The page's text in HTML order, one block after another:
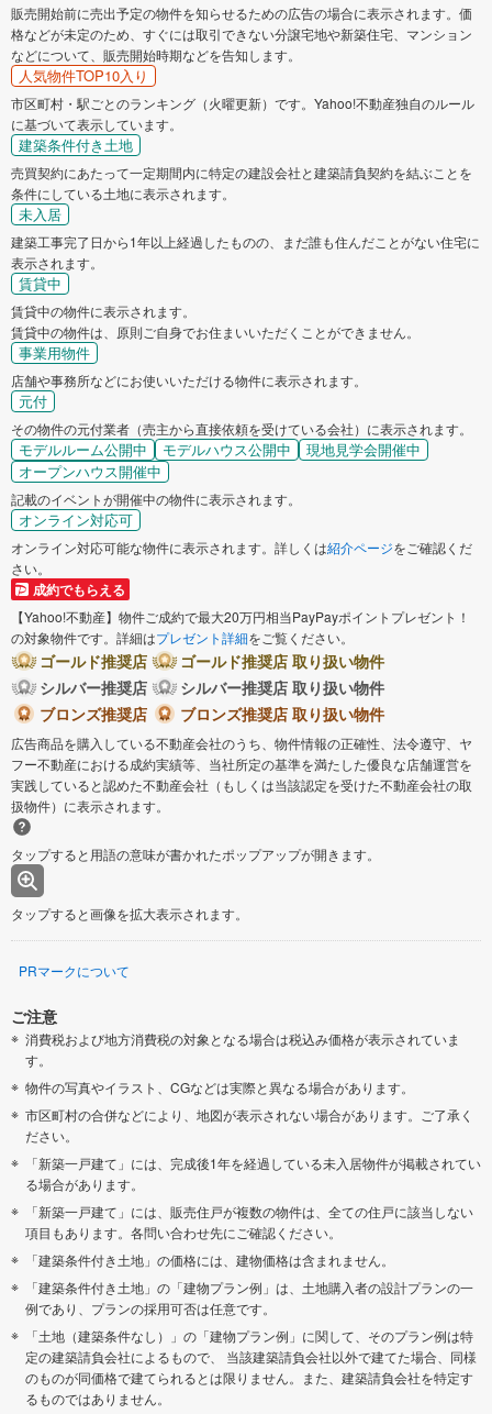
販売開始前に売出予定の物件を知らせるための広告の場合に表示されます。価
格などが未定のため、すぐには取引できない分譲宅地や新築住宅、マンション
などについて、販売開始時期などを告知します。
人気物件TOP10入り
市区町村・駅ごとのランキング（火曜更新）です。Yahoo!不動産独自のルール
に基づいて表示しています。
建築条件付き土地
売買契約にあたって一定期間内に特定の建設会社と建築請負契約を結ぶことを
条件にしている土地に表示されます。
未入居
建築工事完了日から1年以上経過したものの、まだ誰も住んだことがない住宅に
表示されます。
賃貸中
賃貸中の物件に表示されます。
賃貸中の物件は、原則ご自身でお住まいいただくことができません。
事業用物件
店舗や事務所などにお使いいただける物件に表示されます。
元付
その物件の元付業者（売主から直接依頼を受けている会社）に表示されます。
モデルルーム公開中 モデルハウス公開中
現地見学会開催中
オープンハウス開催中
記載のイベントが開催中の物件に表示されます。
オンライン対応可
オンライン対応可能な物件に表示されます。詳しくは紹介ページをご確認くだ
さい。
成約でもらえる
【Yahoo!不動産】物件ご成約で最大20万円相当PayPayポイントプレゼント！
の対象物件です。詳細はプレゼント詳細をご覧ください。
ゴールド推奨店
ゴールド推奨店 取り扱い物件
シルバー推奨店
シルバー推奨店 取り扱い物件
ブロンズ推奨店
ブロンズ推奨店 取り扱い物件
広告商品を購入している不動産会社のうち、物件情報の正確性、法令遵守、ヤ
フー不動産における成約実績等、当社所定の基準を満たした優良な店舗運営を
実践していると認めた不動産会社（もしくは当該認定を受けた不動産会社の取
扱物件）に表示されます。
タップすると用語の意味が書かれたポップアップが開きます。
タップすると画像を拡大表示されます。
PRマークについて
ご注意
消費税および地方消費税の対象となる場合は税込み価格が表示されていま
す。
物件の写真やイラスト、CGなどは実際と異なる場合があります。
市区町村の合併などにより、地図が表示されない場合があります。ご了承く
ださい。
「新築一戸建て」には、完成後1年を経過している未入居物件が掲載されてい
る場合があります。
「新築一戸建て」には、販売住戸が複数の物件は、全ての住戸に該当しない
項目もあります。各問い合わせ先にご確認ください。
「建築条件付き土地」の価格には、建物価格は含まれません。
「建築条件付き土地」の「建物プラン例」は、土地購入者の設計プランの一
例であり、プランの採用可否は任意です。
「土地（建築条件なし）」の「建物プラン例」に関して、そのプラン例は特
定の建築請負会社によるもので、 当該建築請負会社以外で建てた場合、同様
のものが同価格で建てられるとは限りません。また、建築請負会社を特定す
るものではありません。